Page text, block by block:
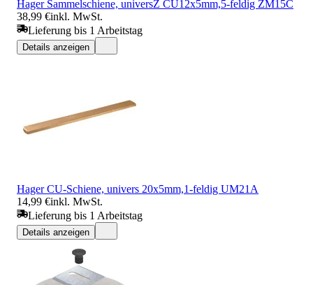
Hager Sammelschiene, universZ CU12x5mm,5-feldig ZM15C
38,99 €inkl. MwSt.
Lieferung bis 1 Arbeitstag
Details anzeigen
Hager CU-Schiene, univers 20x5mm,1-feldig UM21A
14,99 €inkl. MwSt.
Lieferung bis 1 Arbeitstag
Details anzeigen